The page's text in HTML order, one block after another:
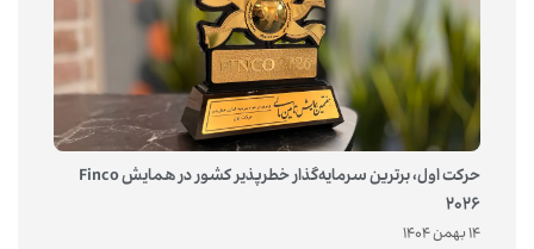
حرکت اول، برترین سرمایه‌گذار خطرپذیر کشور در همایش Finco
2026
14 بهمن 1404